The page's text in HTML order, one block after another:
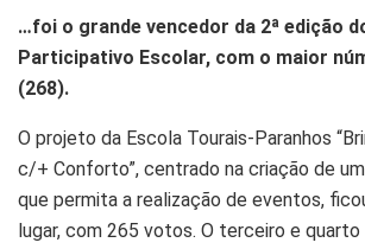
…foi o grande vencedor da 2ª edição
Participativo Escolar, com o maior
(268).
O projeto da Escola Tourais-Paranhos
c/+ Conforto”, centrado na criação de
que permita a realização de eventos,
lugar, com 265 votos. O terceiro e quarto